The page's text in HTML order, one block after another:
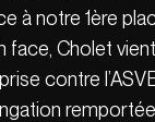
à notre 1ère
face, Cholet
contre